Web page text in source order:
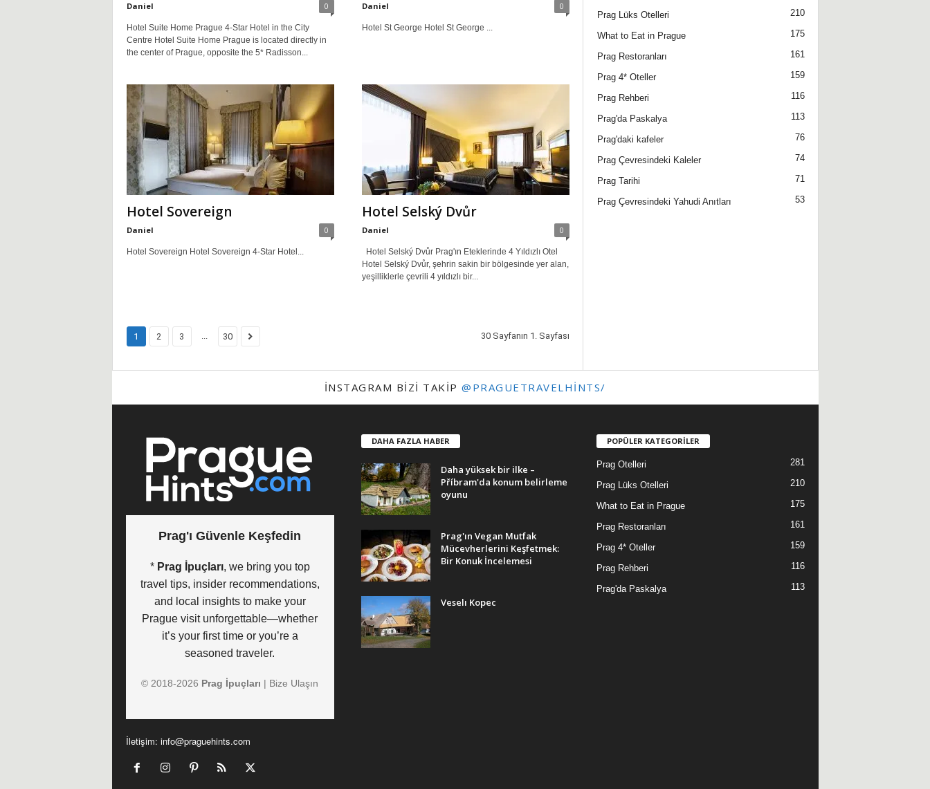
Daniel 0
Hotel Suite Home Prague 4-Star Hotel in the City
Centre Hotel Suite Home Prague is located directly in
the center of Prague, opposite the 5* Radisson...
Daniel 0
Hotel St George Hotel St George ...
Hotel Sovereign
Daniel 0
Hotel Sovereign Hotel Sovereign 4-Star Hotel...
Hotel Selský Dvůr
Daniel 0
Hotel Selský Dvůr Prag'ın Eteklerinde 4 Yıldızlı Otel
Hotel Selský Dvůr, şehrin sakin bir bölgesinde yer alan,
yeşilliklerle çevrili 4 yıldızlı bir...
1 2 3 ... 30 30 Sayfanın 1. Sayfası
Prag Lüks Otelleri 210
What to Eat in Prague 175
Prag Restoranları 161
Prag 4* Oteller 159
Prag Rehberi 116
Prag'da Paskalya 113
Prag'daki kafeler 76
Prag Çevresindeki Kaleler 74
Prag Tarihi 71
Prag Çevresindeki Yahudi Anıtları 53
INSTAGRAM BIZI TAKIP @PRAGUETRAVELHINTS/
Prag'ı Güvenle Keşfedin
* Prag İpuçları, we bring you top
travel tips, insider recommendations,
and local insights to make your
Prague visit unforgettable—whether
it’s your first time or you’re a
seasoned traveler.
© 2018-2026 Prag İpuçları | Bize Ulaşın
İletişim: info@praguehints.com
DAHA FAZLA HABER
Daha yüksek bir ilke –
Příbram'da konum belirleme
oyunu
Prag'ın Vegan Mutfak
Mücevherlerini Keşfetmek:
Bir Konuk İncelemesi
Veselı Kopec
POPÜLER KATEGORİLER
Prag Otelleri 281
Prag Lüks Otelleri 210
What to Eat in Prague 175
Prag Restoranları 161
Prag 4* Oteller 159
Prag Rehberi 116
Prag'da Paskalya 113